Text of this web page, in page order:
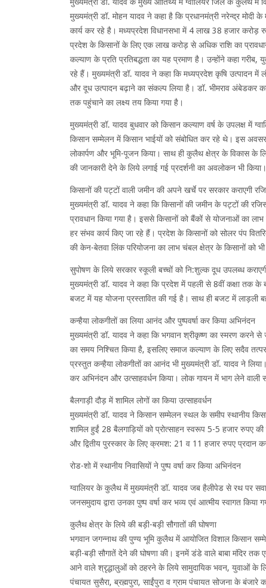
मुख्यमंत्री डॉ. मोहन यादव ने कहा है कि प्रधानमंत्री नरेन्द्र मोदी
कार्य कर रहे है। मध्यप्रदेश विधानसभा में 4 लाख 38 हजार करोड़
प्रदेश के किसानों के लिए एक लाख करोड़ से अधिक राशि का
कल्याण के प्रति प्रतिबद्धता का यह प्रमाण है। उन्होंने कहा
रहे हैं। मुख्यमंत्री डॉ. यादव ने कहा कि मध्यप्रदेश कृषि उत्पादन
और दूध उत्पादन बढ़ाने का संकल्प लिया है। डॉ. भीमराव अंबेडकर
तक पहुंचाने का लक्ष्य तय किया गया है।
मुख्यमंत्री डॉ. यादव बुधवार को किसान कल्याण वर्ष के उपलक्ष में
किसान सम्मेलन में किसान भाईयों को संबोधित कर रहे थे। इस
लोकार्पण और भूमि-पूजन किया। साथ ही कुलैथ क्षेत्र के विकास के
की जानकारी देने के लिये लगाई गई प्रदर्शनी का अवलोकन भी किया।
किसानों की पट्टों वाली जमीन की अपने खर्चे पर सरकार कराएगी
मुख्यमंत्री डॉ. यादव ने कहा कि किसानों की जमीन के पट्टों की
प्रावधान किया गया है। इससे किसानों को बैंकों से योजनाओं का लाभ
हर संभव कार्य किए जा रहे हैं। प्रदेश के किसानों को सोलर पंप
की केन-बेतवा लिंक परियोजना का लाभ चंबल क्षेत्र के किसानों को
सुपोषण के लिये सरकार स्कूली बच्चों को नि:शुल्क दूध उपलब्ध
मुख्यमंत्री डॉ. यादव ने कहा कि प्रदेश में पहली से 8वीं कक्षा तक
बजट में यह योजना प्रस्तावित की गई है। साथ ही बजट में लाड़ली
कन्हैया लोकगीतों का लिया आनंद और पुष्पवर्षा कर किया अभिनंदन
मुख्यमंत्री डॉ. यादव ने कहा कि भगवान श्रीकृष्ण का स्मरण करने
का समय निश्चित किया है, इसलिए समाज कल्याण के लिए सदैव तत्पर
प्रस्तुत कन्हैया लोकगीतों का आनंद भी मुख्यमंत्री डॉ. यादव ने
कर अभिनंदन और उत्साहवर्धन किया। लोक गायन में भाग लेने वाली
बैलगाड़ी दौड़ में शामिल लोगों का किया उत्साहवर्धन
मुख्यमंत्री डॉ. यादव ने किसान सम्मेलन स्थल के समीप स्थानीय
शामिल हुईं 28 बैलगाड़ियों को प्रोत्साहन स्वरूप 5-5 हजार रुपए
और द्वितीय पुरस्कार के लिए क्रमश: 21 व 11 हजार रुपए प्रदान
रोड-शो में स्थानीय निवासियों ने पुष्प वर्षा कर किया अभिनंदन
ग्वालियर के कुलैथ में मुख्यमंत्री डॉ. यादव जब हैलीपेड से रथ पर
जनसमुदाय द्वारा उनका पुष्प वर्षा कर भव्य एवं आत्मीय स्वागत
कुलैथ क्षेत्र के लिये की बड़ी-बड़ी सौगातों की घोषणा
भगवान जगन्नाथ की पुण्य भूमि कुलैथ में आयोजित विशाल किसान
बड़ी-बड़ी सौगातें देने की घोषणा की। इनमें डंडे वाले बाबा मंदिर तक
आने वाले श्रृद्धालुओं को ठहरने के लिये सामुदायिक भवन, युवाओं के
पंचायत सुसैरा, ब्रह्मपुरा, साईंपुरा व ग्राम पंचायत सोजना के बंजारे